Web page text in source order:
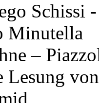
Schissi
Minutella
–
Lesung